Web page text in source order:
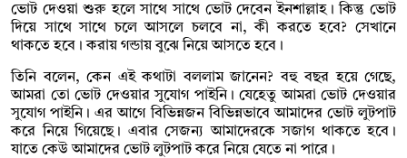
ভোট দেওয়া শুরু হলে সাথে সাথে ভোট দেবেন ইনশাল্লাহ। কিন্তু ভোট
দিয়ে সাথে সাথে চলে আসলে চলবে না, কী করতে হবে? সেখানে
থাকতে হবে। করায় গন্ডায় বুঝে নিয়ে আসতে হবে।
তিনি বলেন, কেন এই কথাটা বললাম জানেন? বহু বছর হয়ে গেছে,
আমরা তো ভোট দেওয়ার সুযোগ পাইনি। যেহেতু আমরা ভোট দেওয়ার
সুযোগ পাইনি। এর আগে বিভিন্নজন বিভিন্নভাবে আমাদের ভোট লুটপাট
করে নিয়ে গিয়েছে। এবার সেজন্য আমাদেরকে সজাগ থাকতে হবে।
যাতে কেউ আমাদের ভোট লুটপাট করে নিয়ে যেতে না পারে।